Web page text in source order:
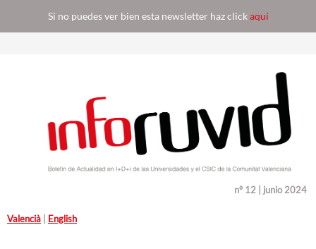
Si no puedes ver bien esta newsletter haz clickaquí
nº 12 | junio 2024
Valencià English